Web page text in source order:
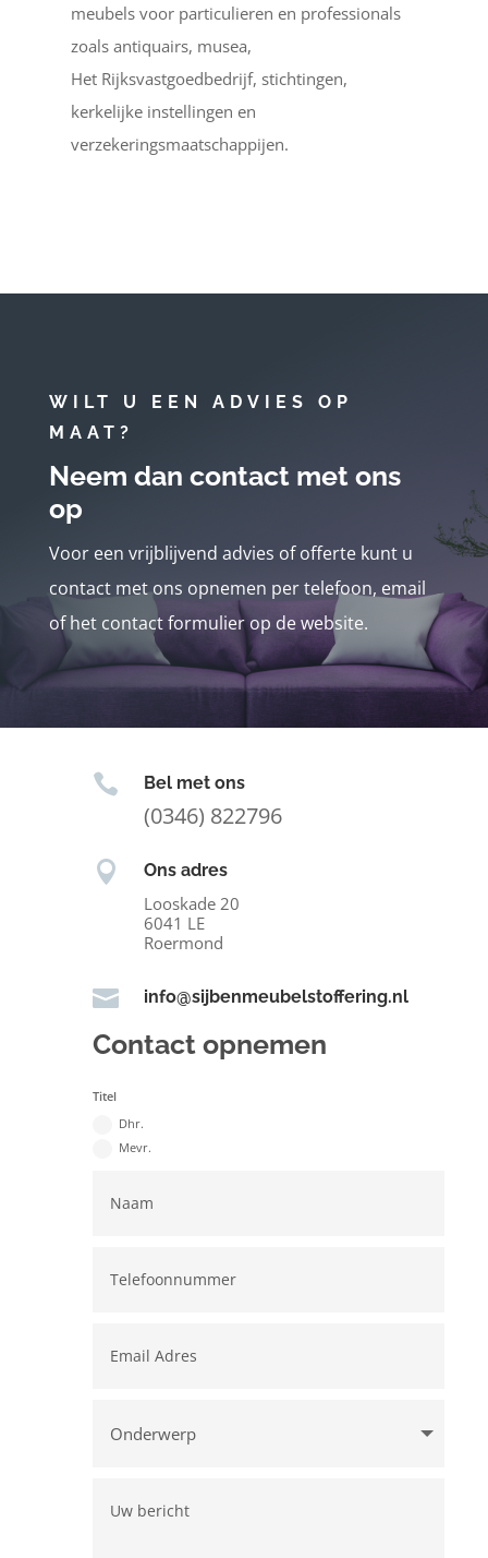
meubels voor particulieren en professionals
zoals antiquairs, musea,
Het Rijksvastgoedbedrijf, stichtingen,
kerkelijke instellingen en
verzekeringsmaatschappijen.
WILT U EEN ADVIES OP
MAAT?
Neem dan contact met ons
op
Voor een vrijblijvend advies of offerte kunt u
contact met ons opnemen per telefoon, email
of het contact formulier op de website.
 Bel met ons
(0346) 822796
 Ons adres
Looskade 20
6041 LE
Roermond
 info@sijbenmeubelstoffering.nl
Contact opnemen
Titel
Dhr.
Mevr.